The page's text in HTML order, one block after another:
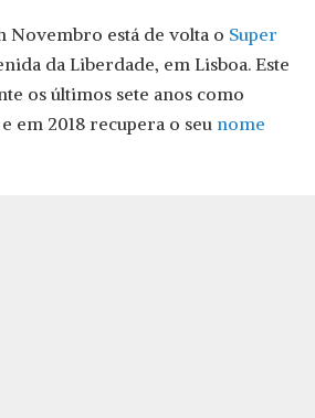
Novembro está de volta o Super
da Liberdade, em Lisboa. Este
os últimos sete anos como
e em 2018 recupera o seu nome